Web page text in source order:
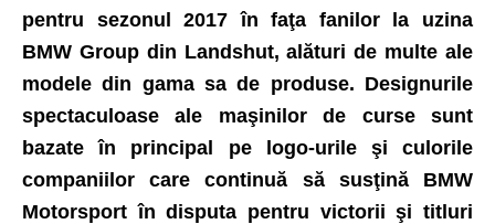
pentru sezonul 2017 în faţa fanilor la uzina
BMW Group din Landshut, alături de multe ale
modele din gama sa de produse. Designurile
spectaculoase ale maşinilor de curse sunt
bazate în principal pe logo-urile şi culorile
companiilor care continuă să susţină BMW
Motorsport în disputa pentru victorii şi titluri